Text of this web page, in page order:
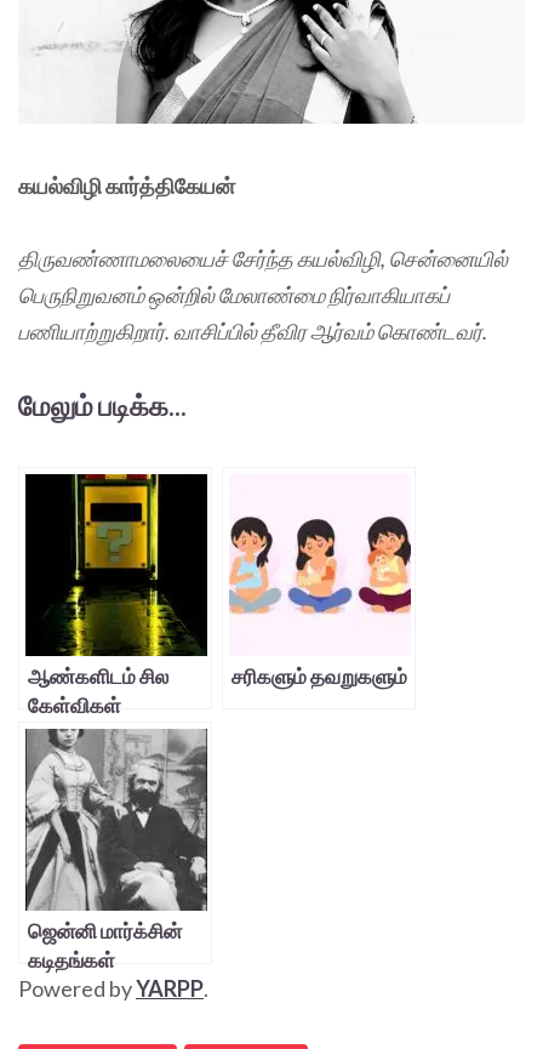
கயல்விழி கார்த்திகேயன்
திருவண்ணாமலையைச் சேர்ந்த கயல்விழி, சென்னையில்
பெருநிறுவனம் ஒன்றில் மேலாண்மை நிர்வாகியாகப்
பணியாற்றுகிறார். வாசிப்பில் தீவிர ஆர்வம் கொண்டவர்.
மேலும் படிக்க...
ஆண்களிடம் சில
கேள்விகள்
சரிகளும் தவறுகளும்
ஜென்னி மார்க்சின்
கடிதங்கள்
Powered byYARPP.